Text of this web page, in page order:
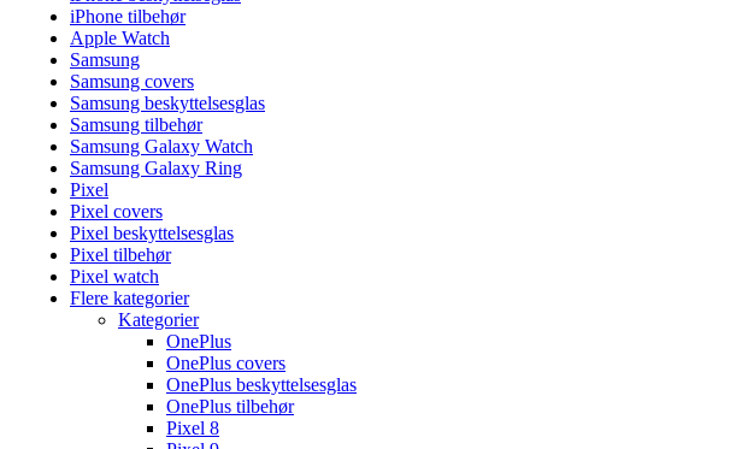
iPhone tilbehør
Apple Watch
Samsung
Samsung covers
Samsung beskyttelsesglas
Samsung tilbehør
Samsung Galaxy Watch
Samsung Galaxy Ring
Pixel
Pixel covers
Pixel beskyttelsesglas
Pixel tilbehør
Pixel watch
Flere kategorier
Kategorier
OnePlus
OnePlus covers
OnePlus beskyttelsesglas
OnePlus tilbehør
Pixel 8